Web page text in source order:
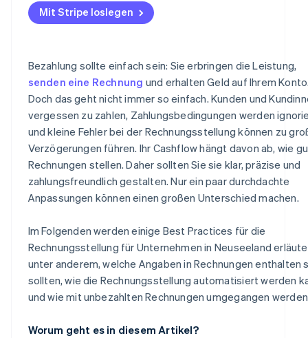
Konsequenzen bei Nichtzahlung durchsetzen
Inkassounternehmens in Betracht
Zahlungserinnerungen automatisieren
Synchronisierung mit Buchhaltungssoftware
Rechnungsstellung
Vereinfacht die Buchführung und Steuerkonformität
Zeitregeln für GST-Rechnungen
Datensicherheit und Datenschutz
Integrierte GST-Konformität
Automatische Erinnerungen und wiederholte
Zahlungsversuche
Rechnungen in Echtzeit verfolgen
Wiederkehrende Rechnungsstellung für laufende
Sichere Zahlungsabwicklung
Mit Stripe loslegen
Bezahlung sollte einfach sein: Sie erbringen die Leistung,
senden eine Rechnung und erhalten Geld auf Ihrem
Doch das geht nicht immer so einfach. Kunden und
vergessen zu zahlen, Zahlungsbedingungen werden
und kleine Fehler bei der Rechnungsstellung können zu
Verzögerungen führen. Ihr Cashflow hängt davon ab, wie
Rechnungen stellen. Daher sollten Sie sie klar, präzise und
zahlungsfreundlich gestalten. Nur ein paar durchdachte
Anpassungen können einen großen Unterschied machen.
Im Folgenden werden einige Best Practices für die
Rechnungsstellung für Unternehmen in Neuseeland
unter anderem, welche Angaben in Rechnungen enthalten
sollten, wie die Rechnungsstellung automatisiert werden
und wie mit unbezahlten Rechnungen umgegangen
Worum geht es in diesem Artikel?